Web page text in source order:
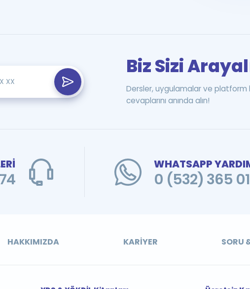
Biz Sizi
Dersler, uygulamalar ve platform
cevaplarını anında alın!
WHATSAPP
0 (532) 365
HAKKIMIZDA KARIYER SORU